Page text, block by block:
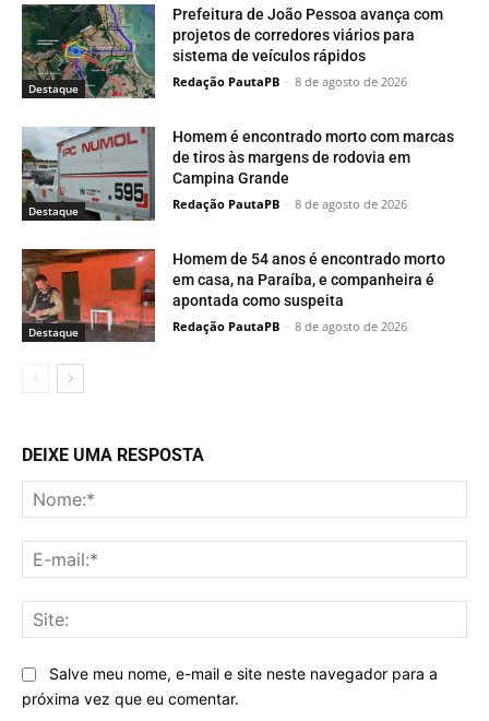
Destaque
Prefeitura de João Pessoa avança com
projetos de corredores viários para
sistema de veículos rápidos
Redação PautaPB - 8 de agosto de 2026
Destaque
Homem é encontrado morto com marcas
de tiros às margens de rodovia em
Campina Grande
Redação PautaPB - 8 de agosto de 2026
Destaque
Homem de 54 anos é encontrado morto
em casa, na Paraíba, e companheira é
apontada como suspeita
Redação PautaPB - 8 de agosto de 2026
DEIXE UMA RESPOSTA
Salve meu nome, e-mail e site neste navegador para a
próxima vez que eu comentar.